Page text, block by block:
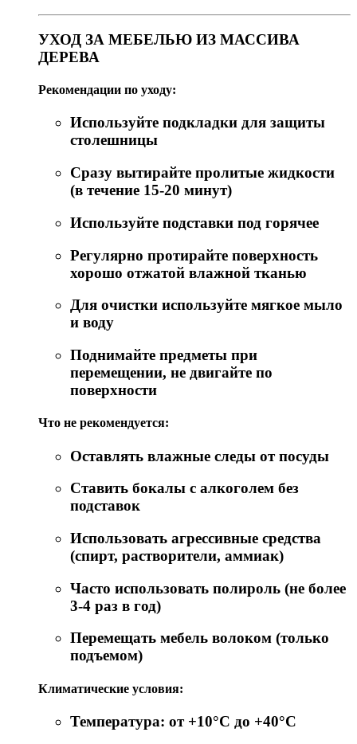
УХОД ЗА МЕБЕЛЬЮ ИЗ МАССИВА
ДЕРЕВА
Рекомендации по уходу:
Используйте подкладки для защиты
столешницы
Сразу вытирайте пролитые жидкости
(в течение 15-20 минут)
Используйте подставки под горячее
Регулярно протирайте поверхность
хорошо отжатой влажной тканью
Для очистки используйте мягкое мыло
и воду
Поднимайте предметы при
перемещении, не двигайте по
поверхности
Что не рекомендуется:
Оставлять влажные следы от посуды
Ставить бокалы с алкоголем без
подставок
Использовать агрессивные средства
(спирт, растворители, аммиак)
Часто использовать полироль (не более
3-4 раз в год)
Перемещать мебель волоком (только
подъемом)
Климатические условия:
Температура: от +10°C до +40°C